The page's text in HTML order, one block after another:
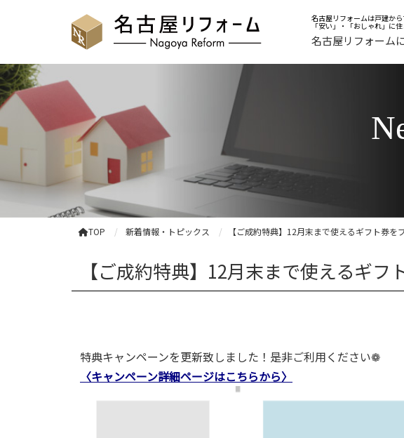
名古屋リフォームは戸建から
「安い」・「おしゃれ」に
名古屋リフォーム
TOP 新着情報・トピックス 【ご成約特典】12月末まで使えるギフト券
【ご成約特典】12月末まで使えるギ
特典キャンペーンを更新致しました！是非ご利用ください❁
〈キャンペーン詳細ページはこちらから〉